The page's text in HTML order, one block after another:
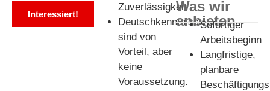
Interessiert!
Zuverlässigkeit
Deutschkenntnisse
sind von
Vorteil, aber
keine
Voraussetzung.
Was wir
anbieten
Sofortiger
Arbeitsbeginn
Langfristige,
planbare